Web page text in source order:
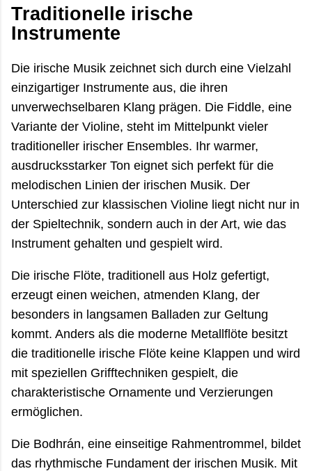
Traditionelle irische
Instrumente
Die irische Musik zeichnet sich durch eine Vielzahl
einzigartiger Instrumente aus, die ihren
unverwechselbaren Klang prägen. Die Fiddle, eine
Variante der Violine, steht im Mittelpunkt vieler
traditioneller irischer Ensembles. Ihr warmer,
ausdrucksstarker Ton eignet sich perfekt für die
melodischen Linien der irischen Musik. Der
Unterschied zur klassischen Violine liegt nicht nur in
der Spieltechnik, sondern auch in der Art, wie das
Instrument gehalten und gespielt wird.
Die irische Flöte, traditionell aus Holz gefertigt,
erzeugt einen weichen, atmenden Klang, der
besonders in langsamen Balladen zur Geltung
kommt. Anders als die moderne Metallflöte besitzt
die traditionelle irische Flöte keine Klappen und wird
mit speziellen Grifftechniken gespielt, die
charakteristische Ornamente und Verzierungen
ermöglichen.
Die Bodhrán, eine einseitige Rahmentrommel, bildet
das rhythmische Fundament der irischen Musik. Mit